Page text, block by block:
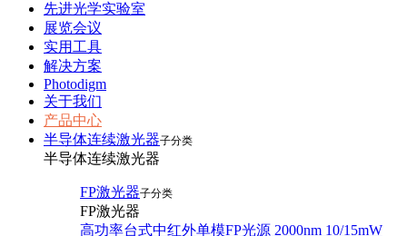
先进光学实验室
展览会议
实用工具
解决方案
Photodigm
关于我们
产品中心
半导体连续激光器子分类
半导体连续激光器
FP激光器子分类
FP激光器
高功率台式中红外单模FP光源 2000nm 10/15mW